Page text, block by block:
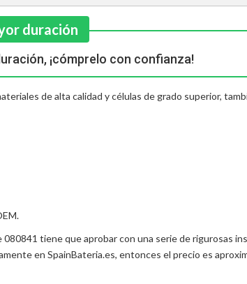
duración
¡cómprelo con confianza!
de alta calidad y células de grado superior,
080841 tiene que aprobar con una serie de rigurosas
en SpainBateria.es, entonces el precio es